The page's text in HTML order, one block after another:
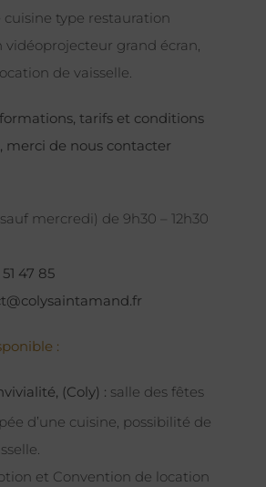
cuisine type restauration
vidéoprojecteur grand écran,
de vaisselle.
tarifs et conditions
merci de nous contacter
mercredi) de 9h30 – 12h30
47 85
:
(Coly) : salle des fêtes
d’une cuisine, possibilité de
et Convention de location